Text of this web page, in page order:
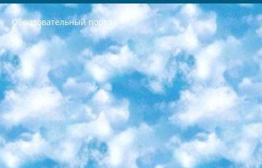
Образовательный портал
РЕСПУБЛИКА УЗБЕКИСТАН МИНИСТРЕРСТВО ДОШКОЛЬНОГО И ШКОЛЬНОГО ОБРАЗОВАНИЯ КОМАНДА в общеобразовательных учреждениях в 2023-2024 учебном году организация и проведение итоговой государственной аттестации обучающихся о Министра дошкольного и школьного образования Республики Узбекистан от 4 марта 2008 года (постановлением Минюста от 20 марта 2008 года № 1778 государственной регистрации) «Итоговое состояние учащихся общего среднего образования на основании положения об утверждении положения об аттестации общего среднего образования выпускной экзамен студентов в образовательных учреждениях в 2023-2024 учебном году В целях организации и прохождения аттестации приказываю: 1. Следующее: перечень предметов, по которым будет проводиться итоговая государственная аттестация и экзамен формы перевода согласно приложению 1; сертификаты международного образца, оценивающие уровень владения иностранными языками перечень согласно приложению 2; 2. Педагогический при специализированных образовательных учреждениях. научно-практический центр квалификации и международной оценки (Д.Давидова) 2024 г. До 25 марта: задания по предметам, по которым будет проводиться итоговая аттестация разработка и утверждение технических условий; итоговая аттестация на основании разработанного предметного задания разработка вопросов по предметам (устно и письменно), экзамен передача; общеобразовательные средние школы и специальные учебные заведения учащиеся выпускных классов школ и интернатов в агентской системе подготовка базы данных экзаменационных материалов и критериев оценки; перевод базы экзаменационных материалов на все языки обучения подать в Республиканский образовательный центр для изготовления; варианты экзаменов на основе разработанных контрольных материалов пусть будут поставлены задачи формирования. 3. Республиканский образовательный центр (Ш.Худайкулов) до 5 апреля 2024 года. до: база данных предоставленных экзаменационных материалов на все языки обучения перевод и экспертиза; для слепых, слабовидящих, глухих, слабослышащих и умственно отсталых детей учащиеся выпускных классов специализированных школ и школ-интернатов база данных экзаменационных материалов на всех преподаваемых языках подготовка критериев оценки; специализированные школы для умственно отсталых детей и технологии для учащихся выпускных классов школ-интернатов разработка соответствующих рекомендаций и критериев проведения ЕГЭ по естествознанию давать задания. 4. Педагогический при специализированных образовательных учреждениях. Научно-практический центр навыков и международной оценки (Д.Давидова), Республика образовательный центр (Худайкулов Ш.) итоговый государственный аттестационный экзамен ориентирован на творческое и логическое мышление при подготовке базы материалов учитывать введение заданий. 5. Следует отметить, что: сертификат государственного образца о знании общеобразовательного предмета и как минимум национальный уровень B1 по предметам на иностранных языках, указанным в Приложении 2. или международно признанный сертификат эквивалентного уровня студенты, изучающие определенный предмет, освобождаются от экзамена; по соответствующим предметам запланирована итоговая государственная аттестация за день до дня, путем жеребьевки Рабочей группой (в письменной форме по предметам, проводимым в форме) из числа сформированных вариантов выбрано 2 варианта; 2 выбранных варианта экзамена анонсированы на официальном сайте министерства и все выпускники по всей стране на основе этих вариантов проводит итоговую государственную аттестацию. 6. Государственное образование учащихся средних общеобразовательных учреждений. знания в соответствии с квалификационными требованиями, которые необходимо приобрести на основании стандартов итоговый (выпускной) контроль для 9 и 11 классов в целях тестирования Экзамены (далее – экзамены) состоят из предметов, перечисленных в приложении 1. будет сделано. 7. Экзамены пройдут с 26 мая по 15 июня 2024 г. (кроме науки физического воспитания). 8. Физическая для учащихся 9 классов общесредних образовательных учреждений. Экзамены по предмету «Образование, квалификация медицина» 1-6 мая 2024 года. сотрудники перевести под присмотр (с отклонениями в физическом или умственном развитии) специализированная школа для детей, школы-интернаты и со сколиозом школы-интернаты санаторного типа для больных детей исключены). 9. Он был слепым, слабовидящим и имел нарушения опорно-двигательного аппарата. экзамены в специализированных школах и интернатах для детей должны проводиться исходя из требований, предъявляемых к общеобразовательным учреждениям (физкультура кроме науки). 10. Специализированная школа для глухих и слабослышащих детей. и экзамены в интернатах и быть реализован в виде письменного теста по математике. 11. Специальность для умственно отсталых детей. Для 9 класса Родной язык и литературное письмо Государственный язык (язык обучения – узбекский). для неклассов) написано Математическое письмо Письменная/устная история Узбекистана Физическое воспитание практично Итоговый контроль Для 11 класса Написание родного языка и литературы (эссе) Математическое письмо Узбекский язык (обучение на узбекском языке) не посещающее общее среднее образование для учреждений)/Образовательное учреждение выбор письменный и устный Иностранный язык письменный/устный Письменная/устная история Узбекистана *По выбору студента:  Химия  Физика  Основы государственного права  География 10 бесплатных образовательных ресурсов - Мы составили подборку онлайн-проектов с интерактивными упражнениями, видеолекциями и статьями. Они помогут вам обрести новые и освежить старые знания бесплатно. 1. «ИНТУИТ» Старейшая образовательная площадка Рунета. Здесь вы найдёте сотни текстовых и видеокурсов на десятки различных тем — от программирования до психологии. Многие курсы подготовлены российскими университетами и крупными международными компаниями вроде Intel и Microsoft. Самостоятельное обучение бесплатное, но желающие могут оплатить услуги персональных наставников. 2. «Смартия» знакомит с актуальными профессиями и подсказывает, как им обучаться. Выбрав заинтересовавшую вас специальность — SMM-специалист, фотограф, веб-дизайнер или другую, — увидите список необходимых для неё умений. Чтобы вы могли освоить их самостоятельно, для каждого умения площадка отображает подборку ссылок на учебные материалы. Хотя «Смартия» ориентируется на русскоязычную аудиторию, часть контента всё же доступна только на английском. 3. «Лекторий Физтеха» Проект Московского физико-технического института (Физтеха). С его помощью вы можете смотреть онлайн серии лекций, записанные на видео в этом вузе. В числе доступных предметов — физика, биология, химия, информационные технологии и другие. К некоторым лекциям администрация ресурса прилагает готовые конспекты, которые можно скачивать в PDF-формате. 4. ITMOcourses Онлайн-площадка Санкт-Петербургского национального исследовательского университета информационных технологий, механики и оптики (ИТМО). Ресурс предоставляет свободный доступ к курсам, разработанным в этом вузе. Каталог материалов разбит на четыре категории: «Оптические системы и технологии», «Приборостроение и робототехника», «Информационные технологии» и «Биотехнологии». Курсы состоят из видеолекций, интерактивных демонстраций и заданий. 5. «КиберЛенинка» Электронная научная библиотека открытого доступа. Каталог площадки регулярно обрастает текстами статей из различных научных изданий. Сгруппированные по журналам и рубрикам публикации можно читать онлайн или скачивать целиком в PDF-формате. Проект нацелен на популяризацию науки за счёт открытого доступа к качественной информации. 6. «ПостНаука» На этом ресурсе публикуют подборки видеолекций, составленные экспертами из разных отраслей и объединённые общими темами. Среди них, к примеру, есть серии «Биоинформатика и геномика», «Культура средневековой Скандинавии» и Cinema Studies о теории кино. Каждая подборка лекций — логически связанная история, рассказанная экспертом от первого лица. Кроме того, на сайте появляются научно-образовательные статьи и тесты на разные темы. 7. «Newочём» Команда проекта «Newочём» отбирает самые интересные тексты из англоязычных СМИ и переводит те из них, за которые голосуют участники сообщества «ВКонтакте». По большей части это научно-популярные статьи. Редакторы придумывают лишь заголовки, в остальном содержание переводов соответствует оригиналам. Полные тексты можно читать прямо в социальной сети. 8. InternetUrok Онлайн-база материалов по основным дисциплинам школьной программы. Информация на сайте структурирована по классам, предметам и темам (урокам). Каждый урок состоит из видеолекций и конспектов. Есть также интерактивные тренажёры и тесты для закрепления пройденного материала. Даже если вы давно окончили школу, возможность повторить программу старших классов всегда может пригодиться. 9. Edutainme Ещё один ресурс об образовании. В отличие от Newtonew, как мне кажется, Edutainme больше ориентируется на представителей индустрии: педагогов, предпринимателей, разработчиков образовательных проектов. Но и любой, кто просто стремится к саморазвитию, найдёт на сайте много полезного и интересного для себя. Например, информацию о новых курсах и образовательных сервисах. 10. Newtonew Онлайн-медиа об образовании и обучении в широком смысле. Авторы Newtonew пишут об инструментах, заведениях, тактиках и стратегиях, которые помогают учить других и получать новые знания самостоятельно. На этой площадке вы найдёте новости, обзоры, аналитические мат